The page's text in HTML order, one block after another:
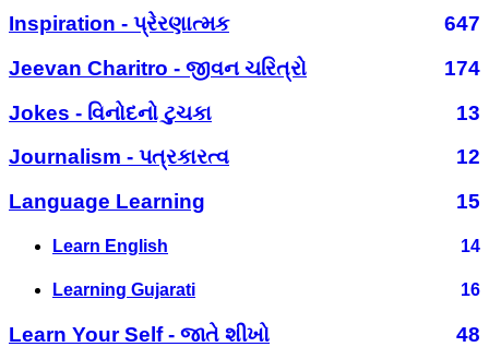
Inspiration - પ્રેરણાત્મક
647
Jeevan Charitro - જીવન ચરિત્રો
174
Jokes - વિનોદનો ટુચકા
13
Journalism - પત્રકારત્વ
12
Language Learning
15
Learn English 14
Learning Gujarati 16
Learn Your Self - જાતે શીખો
48